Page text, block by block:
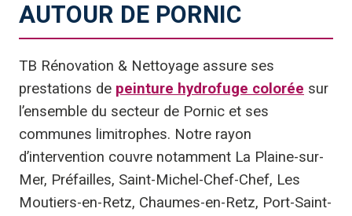
AUTOUR DE PORNIC
TB Rénovation & Nettoyage assure ses
prestations de peinture hydrofuge colorée sur
l’ensemble du secteur de Pornic et ses
communes limitrophes. Notre rayon
d’intervention couvre notamment La Plaine-sur-
Mer, Préfailles, Saint-Michel-Chef-Chef, Les
Moutiers-en-Retz, Chaumes-en-Retz, Port-Saint-